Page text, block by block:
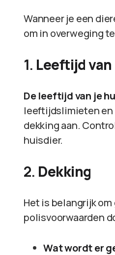
Wanneer je een
om in overweging
1. Leeftijd
De leeftijd van je
leeftijdslimieten en
dekking aan.
huisdier.
2. Dekking
Het is belangrijk
polisvoorwaarden
Wat wordt er